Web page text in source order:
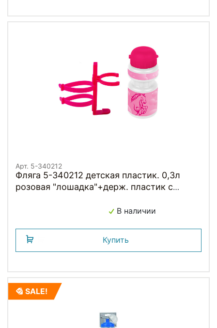
Арт. 5-340212
Фляга 5-340212 детская пластик. 0,3л
розовая "лошадка"+держ. пластик с
В наличии
Купить
SALE!